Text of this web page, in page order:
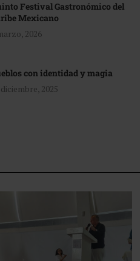
Festival Gastronómico del
Mexicano
2026
con identidad y magia
diciembre, 2025